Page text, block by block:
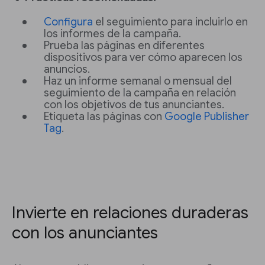
Configura el seguimiento para incluirlo en
los informes de la campaña.
Prueba las páginas en diferentes
dispositivos para ver cómo aparecen los
anuncios.
Haz un informe semanal o mensual del
seguimiento de la campaña en relación
con los objetivos de tus anunciantes.
Etiqueta las páginas con Google Publisher
Tag.
Invierte en relaciones duraderas
con los anunciantes